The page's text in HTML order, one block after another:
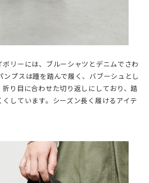
ボリーには、ブルーシャツとデニムでさわ
ンプスは踵を踏んで履く、バブーシュとし
折り目に合わせた切り返しにしており、踏
しています。シーズン長く履けるアイテ